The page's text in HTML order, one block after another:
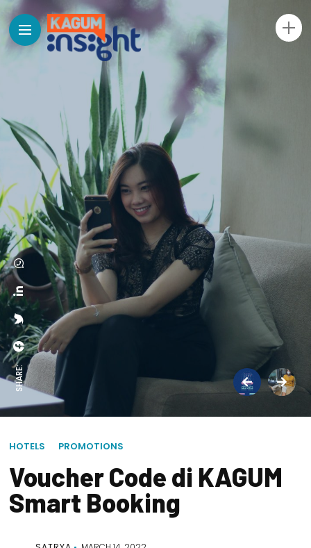
SHARE:
HOTELS PROMOTIONS
Voucher Code di KAGUM
Smart Booking